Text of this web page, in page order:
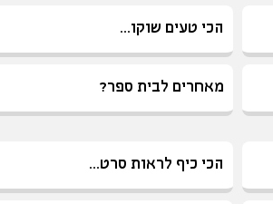
הכי טעים שוקו...
מאחרים לבית ספר?
הכי כיף לראות סרט...